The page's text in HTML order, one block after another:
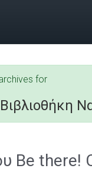
for
Βιβλιοθήκη
Be